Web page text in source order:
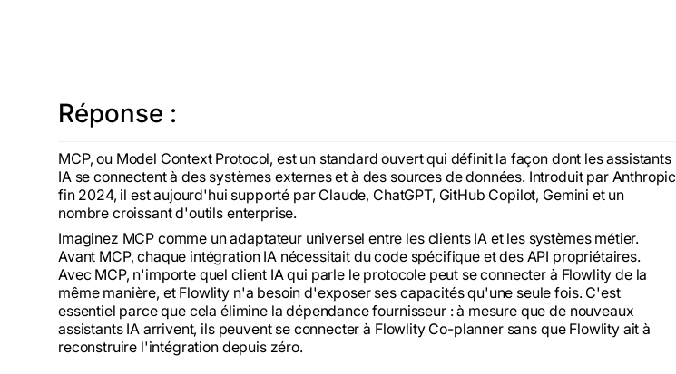
Réponse :
MCP, ou Model Context Protocol, est un standard ouvert qui définit la façon dont les assistants
IA se connectent à des systèmes externes et à des sources de données. Introduit par Anthropic
fin 2024, il est aujourd'hui supporté par Claude, ChatGPT, GitHub Copilot, Gemini et un
nombre croissant d'outils enterprise.
Imaginez MCP comme un adaptateur universel entre les clients IA et les systèmes métier.
Avant MCP, chaque intégration IA nécessitait du code spécifique et des API propriétaires.
Avec MCP, n'importe quel client IA qui parle le protocole peut se connecter à Flowlity de la
même manière, et Flowlity n'a besoin d'exposer ses capacités qu'une seule fois. C'est
essentiel parce que cela élimine la dépendance fournisseur : à mesure que de nouveaux
assistants IA arrivent, ils peuvent se connecter à Flowlity Co-planner sans que Flowlity ait à
reconstruire l'intégration depuis zéro.